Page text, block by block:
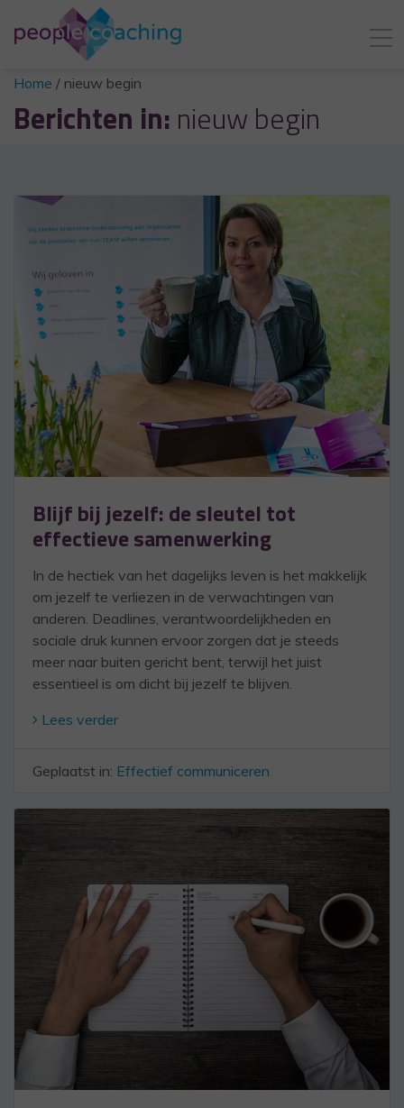
Home / nieuw begin
Berichten in: nieuw begin
Blijf bij jezelf: de sleutel tot
effectieve samenwerking
In de hectiek van het dagelijks leven is het makkelijk
om jezelf te verliezen in de verwachtingen van
anderen. Deadlines, verantwoordelijkheden en
sociale druk kunnen ervoor zorgen dat je steeds
meer naar buiten gericht bent, terwijl het juist
essentieel is om dicht bij jezelf te blijven.
Lees verder
Geplaatst in: Effectief communiceren